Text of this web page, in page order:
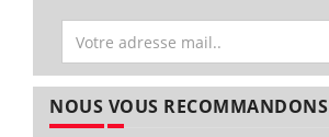
NOUS VOUS RECOMMANDONS